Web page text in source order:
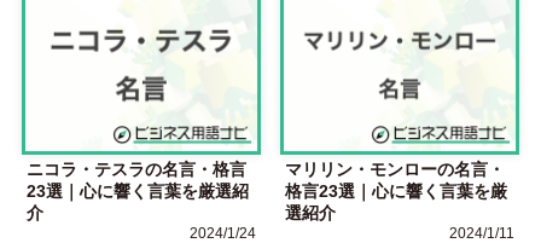
ニコラ・テスラの名言・格言
23選｜心に響く言葉を厳選紹
介
2024/1/24
マリリン・モンローの名言・
格言23選｜心に響く言葉を厳
選紹介
2024/1/11